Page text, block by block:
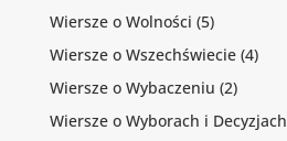
Wiersze o Wolności (5)
Wiersze o Wszechświecie(4)
Wiersze o Wybaczeniu (2)
Wiersze o Wyborach i Decyzjach